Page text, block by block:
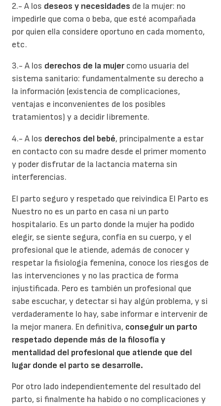
2.- A los deseos y necesidades de la mujer: no
impedirle que coma o beba, que esté acompañada
por quien ella considere oportuno en cada momento,
etc.
3.- A los derechos de la mujer como usuaria del
sistema sanitario: fundamentalmente su derecho a
la información (existencia de complicaciones,
ventajas e inconvenientes de los posibles
tratamientos) y a decidir libremente.
4.- A los derechos del bebé, principalmente a estar
en contacto con su madre desde el primer momento
y poder disfrutar de la lactancia materna sin
interferencias.
El parto seguro y respetado que reivindica El Parto es
Nuestro no es un parto en casa ni un parto
hospitalario. Es un parto donde la mujer ha podido
elegir, se siente segura, confía en su cuerpo, y el
profesional que le atiende, además de conocer y
respetar la fisiología femenina, conoce los riesgos de
las intervenciones y no las practica de forma
injustificada. Pero es también un profesional que
sabe escuchar, y detectar si hay algún problema, y si
verdaderamente lo hay, sabe informar e intervenir de
la mejor manera. En definitiva, conseguir un parto
respetado depende más de la filosofía y
mentalidad del profesional que atiende que del
lugar donde el parto se desarrolle.
Por otro lado independientemente del resultado del
parto, si finalmente ha habido o no complicaciones y